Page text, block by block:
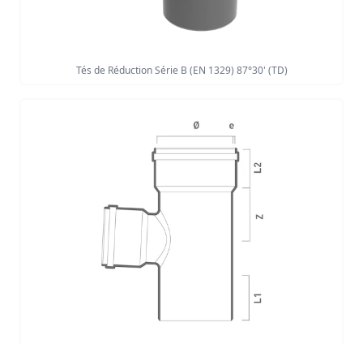
Tés de Réduction Série B (EN 1329) 87°30' (TD)